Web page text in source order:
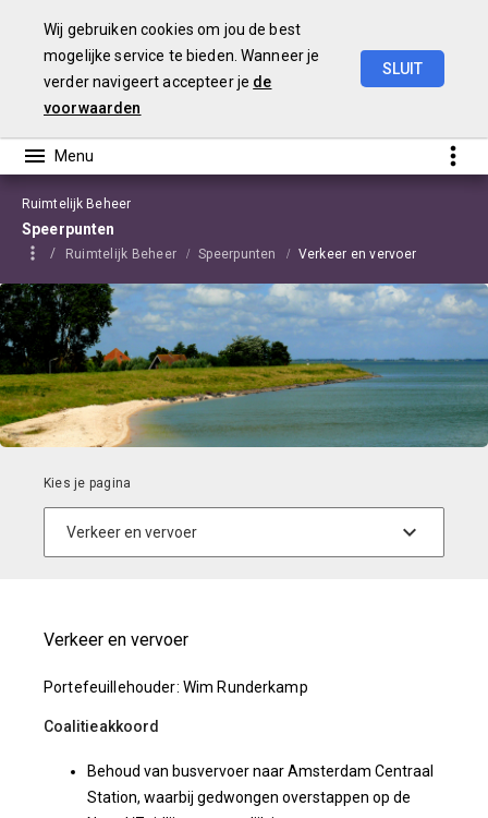
Ruimtelijk Beheer
Speerpunten
Ruimtelijk Beheer Speerpunten Verkeer en vervoer
Verkeer en vervoer
Portefeuillehouder: Wim Runderkamp
Coalitieakkoord
Behoud van busvervoer naar Amsterdam Centraal
Station, waarbij gedwongen overstappen op de
Wij gebruiken cookies om jou de best
mogelijke service te bieden. Wanneer je
verder navigeert accepteer je de
voorwaarden
SLUIT